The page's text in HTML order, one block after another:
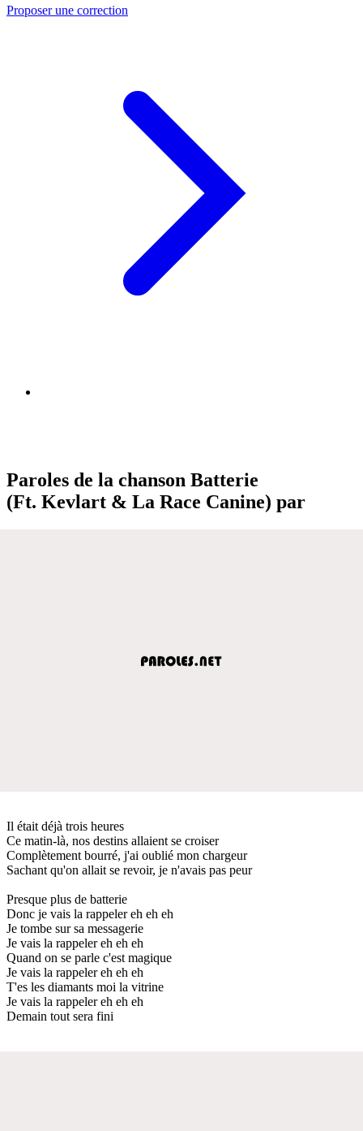
Proposer une correction
Paroles de la chanson Batterie
(Ft. Kevlart & La Race Canine) par
Il était déjà trois heures
Ce matin-là, nos destins allaient se croiser
Complètement bourré, j'ai oublié mon chargeur
Sachant qu'on allait se revoir, je n'avais pas peur
Presque plus de batterie
Donc je vais la rappeler eh eh eh
Je tombe sur sa messagerie
Je vais la rappeler eh eh eh
Quand on se parle c'est magique
Je vais la rappeler eh eh eh
T'es les diamants moi la vitrine
Je vais la rappeler eh eh eh
Demain tout sera fini